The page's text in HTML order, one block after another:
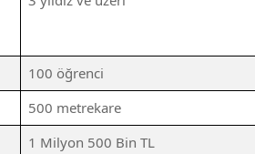
100 öğrenci
500 metrekare
1 Milyon 500 Bin TL